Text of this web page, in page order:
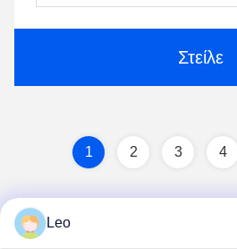
Στείλε
1 2 3 4
Leo